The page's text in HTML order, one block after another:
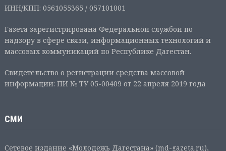
ИНН/КПП: 0561055365 / 057101001
Газета зарегистрирована Федеральной службой по
надзору в сфере связи, информационных технологий и
массовых коммуникаций по Республике Дагестан.
Свидетельство о регистрации средства массовой
информации: ПИ № ТУ 05-00409 от 22 апреля 2019 года
СМИ
Сетевое издание «Молодежь Дагестана» (md-gazeta.ru),